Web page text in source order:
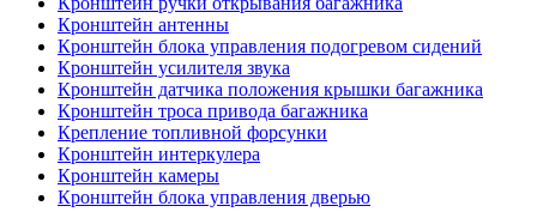
Кронштейн антенны
Кронштейн блока управления подогревом сидений
Кронштейн усилителя звука
Кронштейн датчика положения крышки багажника
Кронштейн троса привода багажника
Крепление топливной форсунки
Кронштейн интеркулера
Кронштейн камеры
Кронштейн блока управления дверью